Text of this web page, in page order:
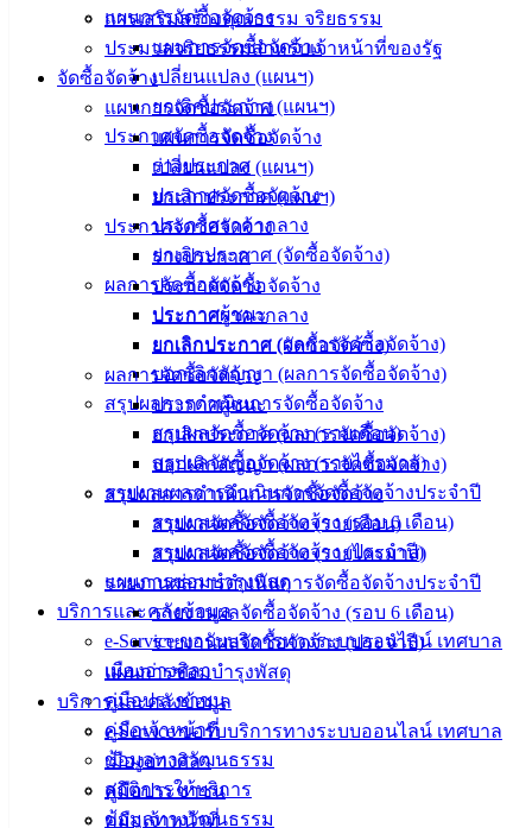
แผนการจัดซื้อจัดจ้าง
แผนการจัดซื้อจัดจ้าง
เปลี่ยนแปลง (แผนฯ)
ยกเลิกประกาศ (แผนฯ)
ประกาศจัดซื้อจัดจ้าง
ร่างประกาศ
ประกาศจัดซื้อจัดจ้าง
ประกาศราคากลาง
ยกเลิกประกาศ (จัดซื้อจัดจ้าง)
ผลการจัดซื้อจัดจ้าง
ประกาศผู้ชนะ
ยกเลิกประกาศ (ผลการจัดซื้อจัดจ้าง)
บอกเลิกสัญญา (ผลการจัดซื้อจัดจ้าง)
สรุปผลการดำเนินการจัดซื้อจัดจ้าง
สรุปผลจัดซื้อจัดจ้าง (รายเดือน)
สรุปผลจัดซื้อจัดจ้าง (รายไตรมาส)
รายงานผลการดำเนินการจัดซื้อจัดจ้างประจำปี
รายงานผลจัดซื้อจัดจ้าง (รอบ 6 เดือน)
รายงานผลจัดซื้อจัดจ้าง (ประจำปี)
แผนการซ่อมบำรุงพัสดุ
บริการและคลังข้อมูล
e-Service ขอรับบริการทางระบบออนไลน์ เทศบาล
เมืองอ่างศิลา
คู่มือประชาชน
คู่มือเจ้าหน้าที่
ข้อมูลทางวัฒนธรรม
สถิติการให้บริการ
ข้อมูลทางวัฒนธรรม
การเสริมสร้างคุณธรรม จริยธรรม
ประมวลจริยธรรมสำหรับเจ้าหน้าที่ของรัฐ
จัดซื้อจัดจ้าง
แผนการจัดซื้อจัดจ้าง
แผนการจัดซื้อจัดจ้าง
เปลี่ยนแปลง (แผนฯ)
ยกเลิกประกาศ (แผนฯ)
ประกาศจัดซื้อจัดจ้าง
ร่างประกาศ
ประกาศจัดซื้อจัดจ้าง
ประกาศราคากลาง
ยกเลิกประกาศ (จัดซื้อจัดจ้าง)
ผลการจัดซื้อจัดจ้าง
ประกาศผู้ชนะ
ยกเลิกประกาศ (ผลการจัดซื้อจัดจ้าง)
บอกเลิกสัญญา (ผลการจัดซื้อจัดจ้าง)
สรุปผลการดำเนินการจัดซื้อจัดจ้าง
สรุปผลจัดซื้อจัดจ้าง (รายเดือน)
สรุปผลจัดซื้อจัดจ้าง (รายไตรมาส)
รายงานผลการดำเนินการจัดซื้อจัดจ้างประจำปี
รายงานผลจัดซื้อจัดจ้าง (รอบ 6 เดือน)
รายงานผลจัดซื้อจัดจ้าง (ประจำปี)
แผนการซ่อมบำรุงพัสดุ
บริการและคลังข้อมูล
e-Service ขอรับบริการทางระบบออนไลน์ เทศบาล
เมืองอ่างศิลา
คู่มือประชาชน
คู่มือเจ้าหน้าที่
คู่มือ
สำหรับ
ประชาชน/
คู่มือการ
ปฏิบัติ
น่ารู้
ข้อมูล
อิเล็กทรอนิกส์
องค์
ความรู้
Management)
สายตรง
นายก
ประวัติ
เทศบาล
ผู้บริหาร
และ
หัวหน้า
ส่วน